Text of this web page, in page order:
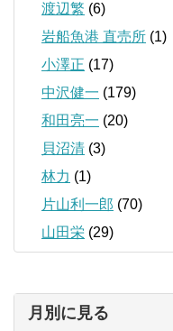
渡辺繁 (6)
岩船魚港 直売所 (1)
小澤正 (17)
中沢健一 (179)
和田亮一 (20)
貝沼清 (3)
林力 (1)
片山利一郎 (70)
山田栄 (29)
月別に見る